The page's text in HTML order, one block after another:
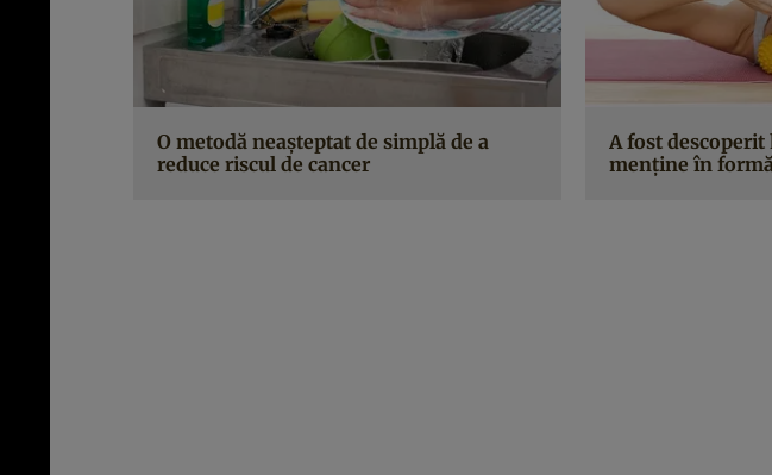
O metodă neaşteptat de simplă de a
reduce riscul de cancer
A fost
menţine în